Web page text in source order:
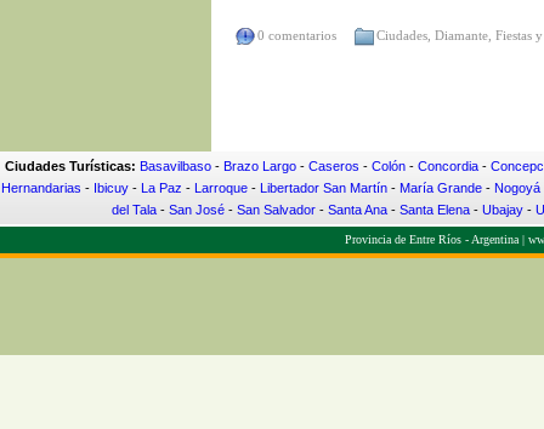
0 comentarios Ciudades Diamante Fiestas
Ciudades Turísticas: Basavilbaso- Brazo Largo- Caseros - Colón- Concordia-
Hernandarias - Ibicuy - La Paz - Larroque - Libertador San Martín - María Grande - Nogoyá
del Tala- San José- San Salvador- Santa Ana- Santa Elena- Ubajay-
Provincia de Entre Ríos - Argentina |